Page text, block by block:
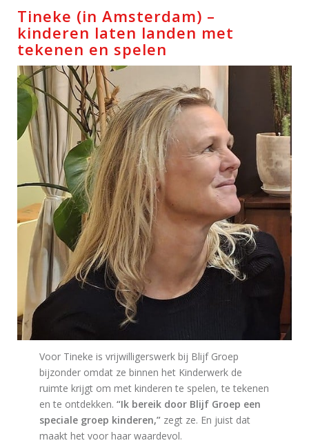
Tineke (in Amsterdam) –
kinderen laten landen met
tekenen en spelen
Voor Tineke is vrijwilligerswerk bij Blijf Groep
bijzonder omdat ze binnen het Kinderwerk de
ruimte krijgt om met kinderen te spelen, te tekenen
en te ontdekken. “Ik bereik door Blijf Groep een
speciale groep kinderen,”zegt ze. En juist dat
maakt het voor haar waardevol.